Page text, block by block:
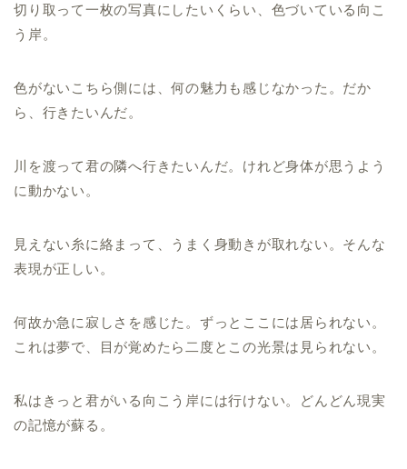
切り取って一枚の写真にしたいくらい、色づいている向こ
う岸。
色がないこちら側には、何の魅力も感じなかった。だか
ら、行きたいんだ。
川を渡って君の隣へ行きたいんだ。けれど身体が思うよう
に動かない。
見えない糸に絡まって、うまく身動きが取れない。そんな
表現が正しい。
何故か急に寂しさを感じた。ずっとここには居られない。
これは夢で、目が覚めたら二度とこの光景は見られない。
私はきっと君がいる向こう岸には行けない。どんどん現実
の記憶が蘇る。